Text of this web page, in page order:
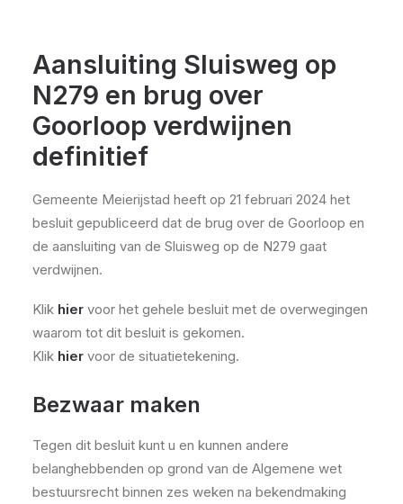
Aansluiting Sluisweg op
N279 en brug over
Goorloop verdwijnen
definitief
Gemeente Meierijstad heeft op 21 februari 2024 het
besluit gepubliceerd dat de brug over de Goorloop en
de aansluiting van de Sluisweg op de N279 gaat
verdwijnen.
Klik hier voor het gehele besluit met de overwegingen
waarom tot dit besluit is gekomen.
Klik hier voor de situatietekening.
Bezwaar maken
Tegen dit besluit kunt u en kunnen andere
belanghebbenden op grond van de Algemene wet
bestuursrecht binnen zes weken na bekendmaking